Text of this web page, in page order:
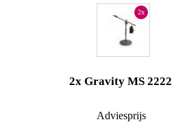
2x
2x Gravity MS
Adviesprijs